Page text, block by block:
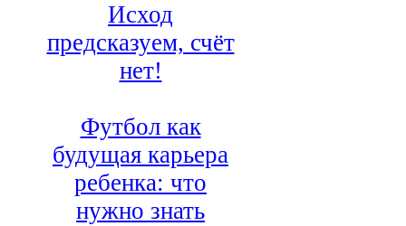
Исход
предсказуем, счёт
нет!
Футбол как
будущая карьера
ребенка: что
нужно знать